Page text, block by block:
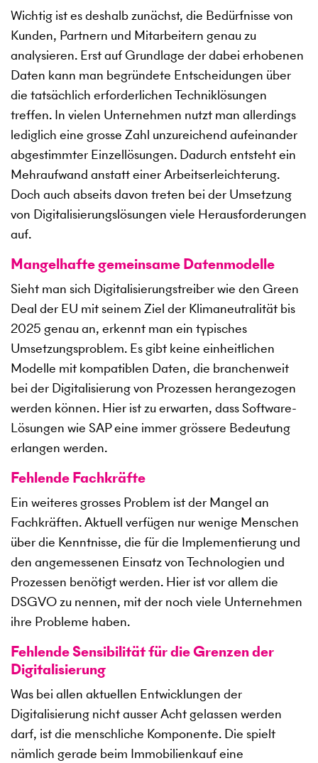
Wichtig ist es deshalb zunächst, die Bedürfnisse von
Kunden, Partnern und Mitarbeitern genau zu
analysieren. Erst auf Grundlage der dabei erhobenen
Daten kann man begründete Entscheidungen über
die tatsächlich erforderlichen Techniklösungen
treffen. In vielen Unternehmen nutzt man allerdings
lediglich eine grosse Zahl unzureichend aufeinander
abgestimmter Einzellösungen. Dadurch entsteht ein
Mehraufwand anstatt einer Arbeitserleichterung.
Doch auch abseits davon treten bei der Umsetzung
von Digitalisierungslösungen viele Herausforderungen
auf.
Mangelhafte gemeinsame Datenmodelle
Sieht man sich Digitalisierungstreiber wie den Green
Deal der EU mit seinem Ziel der Klimaneutralität bis
2025 genau an, erkennt man ein typisches
Umsetzungsproblem. Es gibt keine einheitlichen
Modelle mit kompatiblen Daten, die branchenweit
bei der Digitalisierung von Prozessen herangezogen
werden können. Hier ist zu erwarten, dass Software-
Lösungen wie SAP eine immer grössere Bedeutung
erlangen werden.
Fehlende Fachkräfte
Ein weiteres grosses Problem ist der Mangel an
Fachkräften. Aktuell verfügen nur wenige Menschen
über die Kenntnisse, die für die Implementierung und
den angemessenen Einsatz von Technologien und
Prozessen benötigt werden. Hier ist vor allem die
DSGVO zu nennen, mit der noch viele Unternehmen
ihre Probleme haben.
Fehlende Sensibilität für die Grenzen der
Digitalisierung
Was bei allen aktuellen Entwicklungen der
Digitalisierung nicht ausser Acht gelassen werden
darf, ist die menschliche Komponente. Die spielt
nämlich gerade beim Immobilienkauf eine